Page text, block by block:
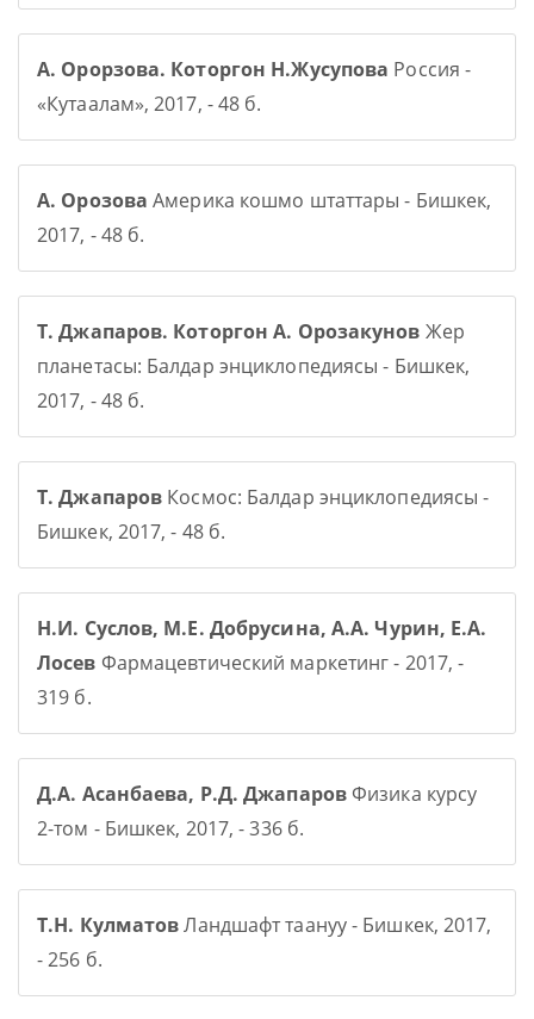
А. Орорзова. Которгон Н.Жусупова Россия -
«Кутаалам», 2017, - 48 б.
А. Орозова Америка кошмо штаттары - Бишкек,
2017, - 48 б.
Т. Джапаров. Которгон А. Орозакунов Жер
планетасы: Балдар энциклопедиясы - Бишкек,
2017, - 48 б.
Т. Джапаров Космос: Балдар энциклопедиясы -
Бишкек, 2017, - 48 б.
Н.И. Суслов, М.Е. Добрусина, А.А. Чурин, Е.А.
Лосев Фармацевтический маркетинг - 2017, -
319 б.
Д.А. Асанбаева, Р.Д. ДжапаровФизика курсу
2-том - Бишкек, 2017, - 336 б.
Т.Н. КулматовЛандшафт таануу - Бишкек, 2017,
- 256 б.